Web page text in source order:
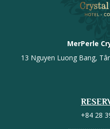
MerPerle
13 Nguyen Luong Bang,
+84 28